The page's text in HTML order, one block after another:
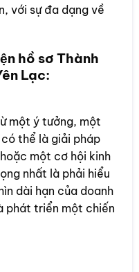
với sự đa dạng về
hồ sơ Thành
Lạc:
một ý tưởng, một
thể là giải pháp
một cơ hội kinh
nhất là phải hiểu
dài hạn của doanh
phát triển một chiến